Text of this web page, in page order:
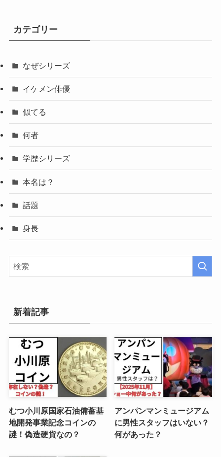
カテゴリー
なぜシリーズ
イケメン俳優
似てる
何者
学歴シリーズ
本名は？
話題
身長
新着記事
むつ小川原国家石油備蓄基
地開発事業記念コインの
謎！偽造硬貨なの？
アンパンマンミュージアム
に男性スタッフはいない？
何があった？